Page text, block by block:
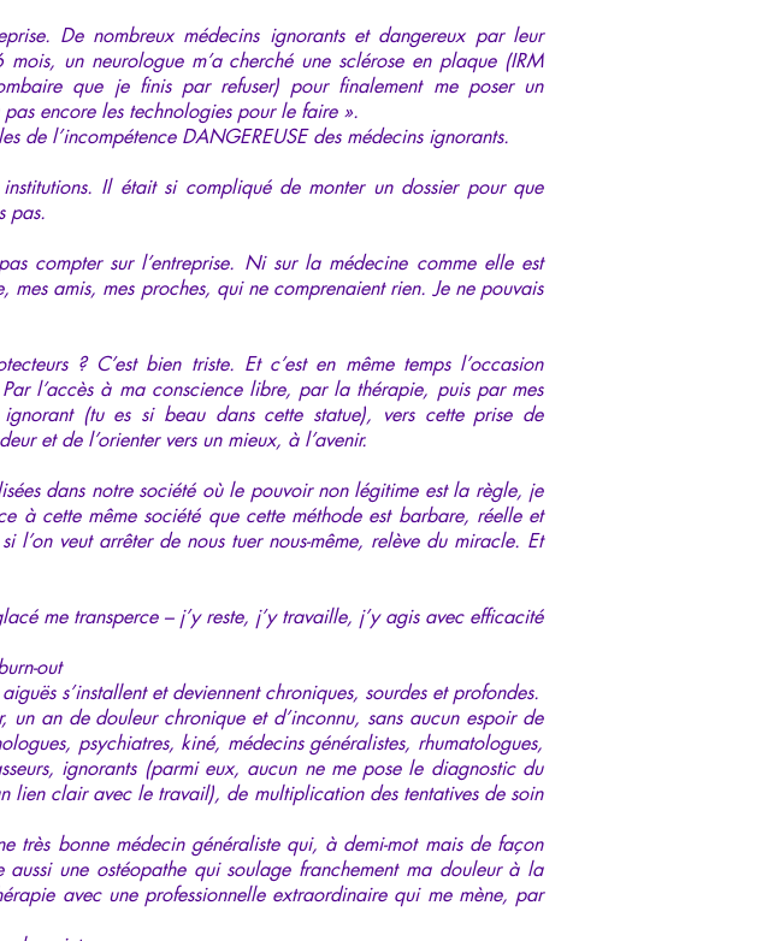
De nombreux médecins ignorants et dangereux par leur
un neurologue m’a cherché une sclérose en plaque (IRM
que je finis par refuser) pour finalement me poser un
encore les technologies pour le faire ».
de l’incompétence DANGEREUSE des médecins ignorants.
Il était si compliqué de monter un dossier pour que
pas.
compter sur l’entreprise. Ni sur la médecine comme elle est
amis, mes proches, qui ne comprenaient rien. Je ne pouvais
? C’est bien triste. Et c’est en même temps l’occasion
l’accès à ma conscience libre, par la thérapie, puis par mes
ignorant (tu es si beau dans cette statue), vers cette prise de
et de l’orienter vers un mieux, à l’avenir.
dans notre société où le pouvoir non légitime est la règle, je
à cette même société que cette méthode est barbare, réelle et
l’on veut arrêter de nous tuer nous-même, relève du miracle. Et
me transperce – j’y reste, j’y travaille, j’y agis avec efficacité
out
s’installent et deviennent chroniques, sourdes et profondes.
an de douleur chronique et d’inconnu, sans aucun espoir de
psychiatres, kiné, médecins généralistes, rhumatologues,
ignorants (parmi eux, aucun ne me pose le diagnostic du
lien clair avec le travail), de multiplication des tentatives de soin
bonne médecin généraliste qui, à demi-mot mais de façon
une ostéopathe qui soulage franchement ma douleur à la
avec une professionnelle extraordinaire qui me mène, par